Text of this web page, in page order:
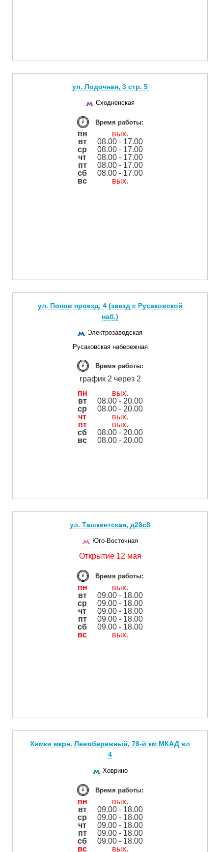
ул. Лодочная, 3 cтр. 5
Сходненская
Время работы:
пн
вых.
вт
08.00 - 17.00
ср
08.00 - 17.00
чт
08.00 - 17.00
пт
08.00 - 17.00
сб
08.00 - 17.00
вс
вых.
ул. Попов проезд, 4 (заезд с Русаковской
наб.)
Электрозаводская
Русаковская набережная
Время работы:
график 2 через 2
пн
вых.
вт
08.00 - 20.00
ср
08.00 - 20.00
чт
вых.
пт
вых.
сб
08.00 - 20.00
вс
08.00 - 20.00
ул. Ташкентская, д28с8
Юго-Восточная
Открытие 12 мая
Время работы:
пн
вых.
вт
09.00 - 18.00
ср
09.00 - 18.00
чт
09.00 - 18.00
пт
09.00 - 18.00
сб
09.00 - 18.00
вс
вых.
Химки мкрн. Левобережный, 78-й км МКАД вл
4
Ховрино
Время работы:
пн
вых.
вт
09.00 - 18.00
ср
09.00 - 18.00
чт
09.00 - 18.00
пт
09.00 - 18.00
сб
09.00 - 18.00
вс
вых.